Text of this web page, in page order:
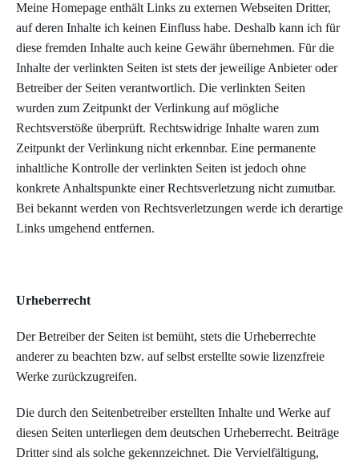
Meine Homepage enthält Links zu externen Webseiten Dritter,
auf deren Inhalte ich keinen Einfluss habe. Deshalb kann ich für
diese fremden Inhalte auch keine Gewähr übernehmen. Für die
Inhalte der verlinkten Seiten ist stets der jeweilige Anbieter oder
Betreiber der Seiten verantwortlich. Die verlinkten Seiten
wurden zum Zeitpunkt der Verlinkung auf mögliche
Rechtsverstöße überprüft. Rechtswidrige Inhalte waren zum
Zeitpunkt der Verlinkung nicht erkennbar. Eine permanente
inhaltliche Kontrolle der verlinkten Seiten ist jedoch ohne
konkrete Anhaltspunkte einer Rechtsverletzung nicht zumutbar.
Bei bekannt werden von Rechtsverletzungen werde ich derartige
Links umgehend entfernen.
Urheberrecht
Der Betreiber der Seiten ist bemüht, stets die Urheberrechte
anderer zu beachten bzw. auf selbst erstellte sowie lizenzfreie
Werke zurückzugreifen.
Die durch den Seitenbetreiber erstellten Inhalte und Werke auf
diesen Seiten unterliegen dem deutschen Urheberrecht. Beiträge
Dritter sind als solche gekennzeichnet. Die Vervielfältigung,